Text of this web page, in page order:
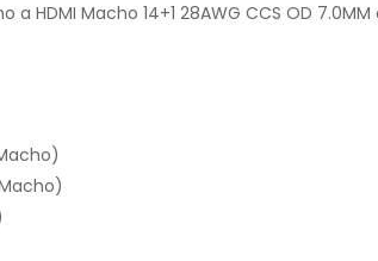
a HDMI Macho 14+1 28AWG CCS OD